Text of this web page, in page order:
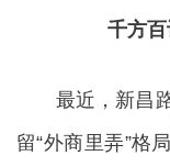
千方
最近，新昌路
留“外商里弄”格